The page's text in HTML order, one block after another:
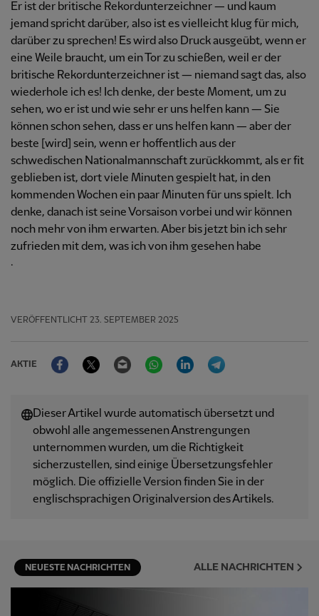
Er ist der britische Rekordunterzeichner — und kaum
jemand spricht darüber, also ist es vielleicht klug für mich,
darüber zu sprechen! Es wird also Druck ausgeübt, wenn er
eine Weile braucht, um ein Tor zu schießen, weil er der
britische Rekordunterzeichner ist — niemand sagt das, also
wiederhole ich es! Ich denke, der beste Moment, um zu
sehen, wo er ist und wie sehr er uns helfen kann — Sie
können schon sehen, dass er uns helfen kann — aber der
beste [wird] sein, wenn er hoffentlich aus der
schwedischen Nationalmannschaft zurückkommt, als er fit
geblieben ist, dort viele Minuten gespielt hat, in den
kommenden Wochen ein paar Minuten für uns spielt. Ich
denke, danach ist seine Vorsaison vorbei und wir können
noch mehr von ihm erwarten. Aber bis jetzt bin ich sehr
zufrieden mit dem, was ich von ihm gesehen habe
.
VERÖFFENTLICHT 23. SEPTEMBER 2025
AKTIE
FacebookTwitter Email WhatsAppLinkedIn
Dieser Artikel wurde automatisch übersetzt und
obwohl alle angemessenen Anstrengungen
unternommen wurden, um die Richtigkeit
sicherzustellen, sind einige Übersetzungsfehler
möglich. Die offizielle Version finden Sie in der
englischsprachigen Originalversion des Artikels.
NEUESTE NACHRICHTEN ALLE NACHRICHTEN